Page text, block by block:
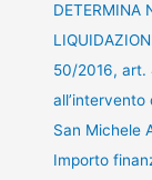
DETERMINA
50/2016, art.
all’intervento
San Michele
Importo